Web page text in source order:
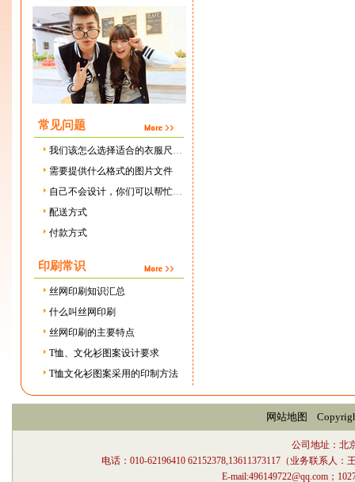
常见问题
我们该怎么选择适合的衣服尺寸？
需要提供什么格式的图片文件
自己不会设计，你们可以帮忙设计吗，需要设计费用吗？
配送方式
付款方式
印刷常识
丝网印刷知识汇总
什么叫丝网印刷
丝网印刷的主要特点
T恤、文化衫图案设计要求
T恤文化衫图案采用的印制方法
网站地图
公司地址：北
电话：010-62196410 62152378,13611373117（业务联系人
E-mail:496149722@qq.com；